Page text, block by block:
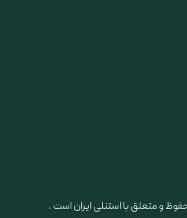
و متعلق با استنلی ایران است .